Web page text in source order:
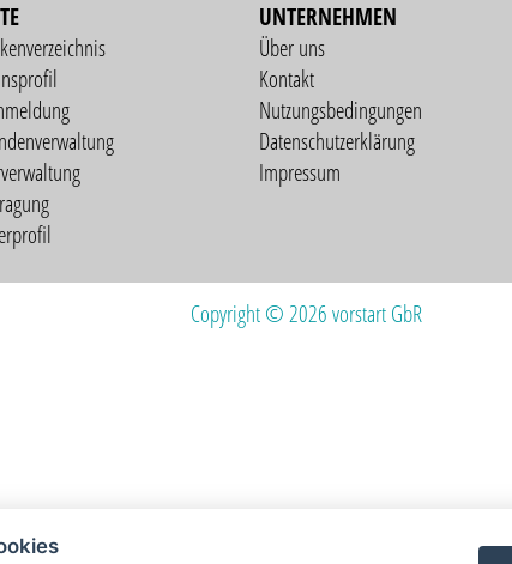
UNTERNEHMEN
Über uns
Kontakt
Nutzungsbedingungen
Datenschutzerklärung
Impressum
Copyright © 2026 vorstart GbR